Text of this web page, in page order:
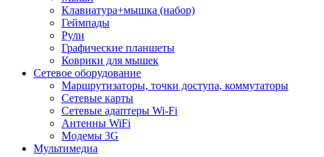
Клавиатура+мышка (набор)
Геймпады
Рули
Графические планшеты
Коврики для мышек
Сетевое оборудование
Маршрутизаторы, точки доступа, коммутаторы
Сетевые карты
Сетевые адаптеры Wi-Fi
Антенны WiFi
Модемы 3G
Мультимедиа